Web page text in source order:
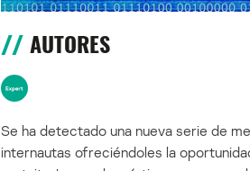
AUTORES
Se ha detectado una nueva serie de
internautas ofreciéndoles la